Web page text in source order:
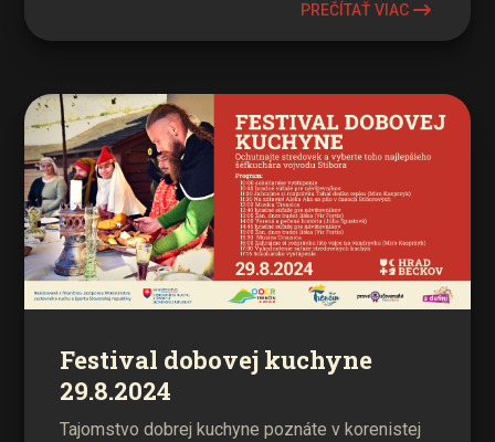
PREČÍTAŤ VIAC
Festival dobovej kuchyne
29.8.2024
Tajomstvo dobrej kuchyne poznáte v korenistej